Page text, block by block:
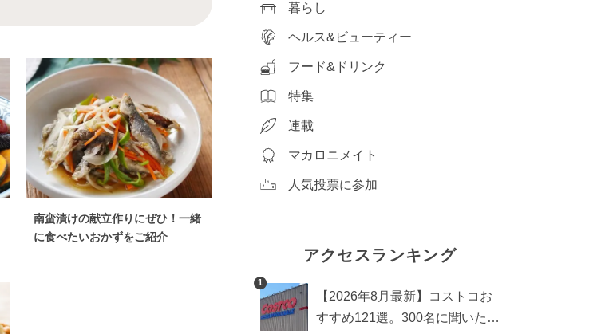
南蛮漬けの献立作りにぜひ！一緒
に食べたいおかずをご紹介
暮らし
ヘルス&ビューティー
フード&ドリンク
特集
連載
マカロニメイト
人気投票に参加
アクセスランキング
1
【2026年8月最新】コストコお
すすめ121選。300名に聞いた買